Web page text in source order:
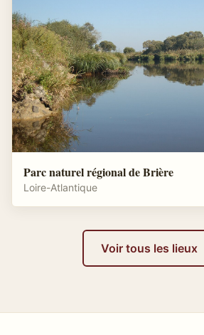
Parc naturel régional de Brière
Loire-Atlantique
Voir tous les lieux